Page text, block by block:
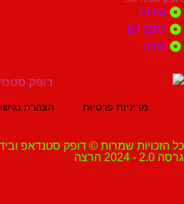
לנו
מדיניות פרטיות הצהרת נגישות
שמרות © דופק סטנדאפ ובידור 2014-2024.